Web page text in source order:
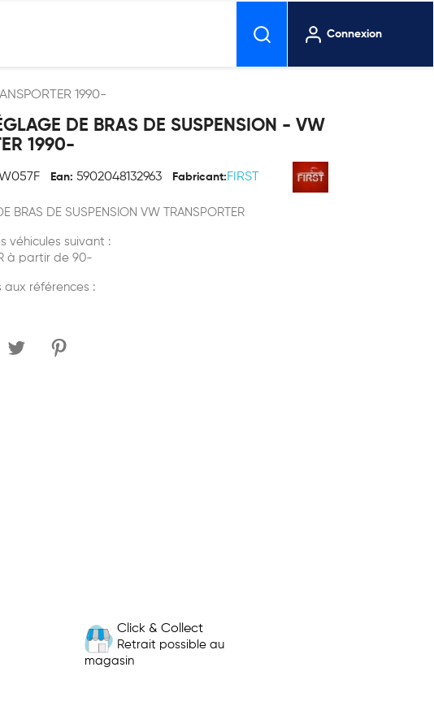
Connexion
1990-
DE BRAS DE SUSPENSION - VW
1990-
Ean: 5902048132963 Fabricant: FIRST
BRAS DE SUSPENSION VW TRANSPORTER
véhicules suivant :
à partir de 90-
aux références :
Click & Collect
Retrait possible au
magasin